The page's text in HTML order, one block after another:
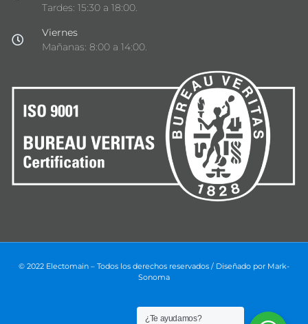
Tardes: 15:30 a 18:00.
Viernes
Mañanas: 8:00 a 14:00.
© 2022 Electomain – Todos los derechos reservados / Diseñado por Mark-
Sonoma
¿Te ayudamos?